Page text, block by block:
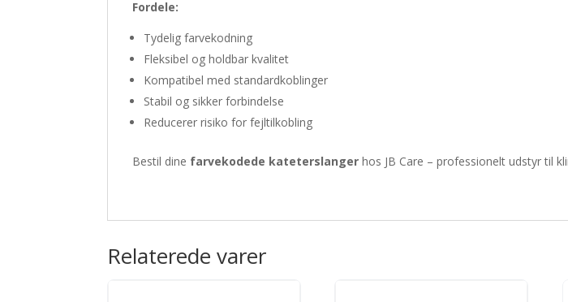
Fordele:
Tydelig farvekodning
Fleksibel og holdbar kvalitet
Kompatibel med standardkoblinger
Stabil og sikker forbindelse
Reducerer risiko for fejltilkobling
Bestil dine farvekodede kateterslanger hos JB Care – professionelt udstyr til
Relaterede varer